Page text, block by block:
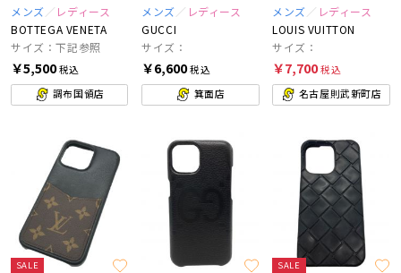
メンズ
レディース
BOTTEGA VENETA
サイズ：下記参照
￥5,500税込
調布国領店
メンズ
レディース
GUCCI
サイズ：
￥6,600税込
箕面店
メンズ
レディース
LOUIS VUITTON
サイズ：
￥7,700税込
名古屋則武新町店
SALE SALE